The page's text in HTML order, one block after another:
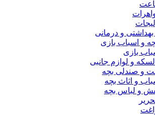
درمانی
بازی
جانبی
بچه
بچه
بچه